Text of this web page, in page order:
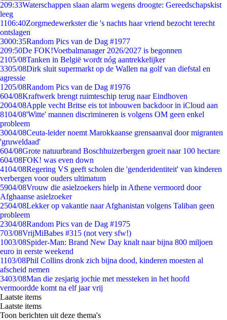
209:33Waterschappen slaan alarm wegens droogte: Gereedschapskist
leeg
1106:40Zorgmedewerkster die 's nachts haar vriend bezocht terecht
ontslagen
3000:35Random Pics van de Dag #1977
209:50De FOK!Voetbalmanager 2026/2027 is begonnen
2105/08Tanken in België wordt nóg aantrekkelijker
3305/08Dirk sluit supermarkt op de Wallen na golf van diefstal en
agressie
1205/08Random Pics van de Dag #1976
604/08Kraftwerk brengt ruimteschip terug naar Eindhoven
2004/08Apple vecht Britse eis tot inbouwen backdoor in iCloud aan
8104/08'Witte' mannen discrimineren is volgens OM geen enkel
probleem
3004/08Ceuta-leider noemt Marokkaanse grensaanval door migranten
'gruweldaad'
604/08Grote natuurbrand Boschhuizerbergen groeit naar 100 hectare
604/08FOK! was even down
4104/08Regering VS geeft scholen die 'genderidentiteit' van kinderen
verbergen voor ouders ultimatum
5904/08Vrouw die asielzoekers hielp in Athene vermoord door
Afghaanse asielzoeker
2504/08Lekker op vakantie naar Afghanistan volgens Taliban geen
probleem
2304/08Random Pics van de Dag #1975
703/08VrijMiBabes #315 (not very sfw!)
1003/08Spider-Man: Brand New Day knalt naar bijna 800 miljoen
euro in eerste weekend
1103/08Phil Collins dronk zich bijna dood, kinderen moesten al
afscheid nemen
3403/08Man die zesjarig jochie met messteken in het hoofd
vermoordde komt na elf jaar vrij
Laatste items
Laatste items
Toon berichten uit deze thema's